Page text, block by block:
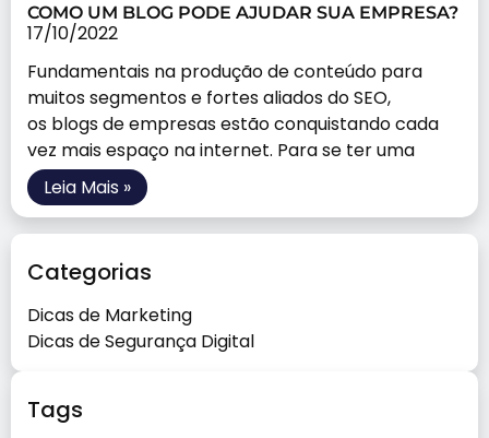
COMO UM BLOG PODE AJUDAR SUA EMPRESA?
17/10/2022
Fundamentais na produção de conteúdo para
muitos segmentos e fortes aliados do SEO,
os blogs de empresas estão conquistando cada
vez mais espaço na internet. Para se ter uma
Leia Mais »
Categorias
Dicas de Marketing
Dicas de Segurança Digital
Tags